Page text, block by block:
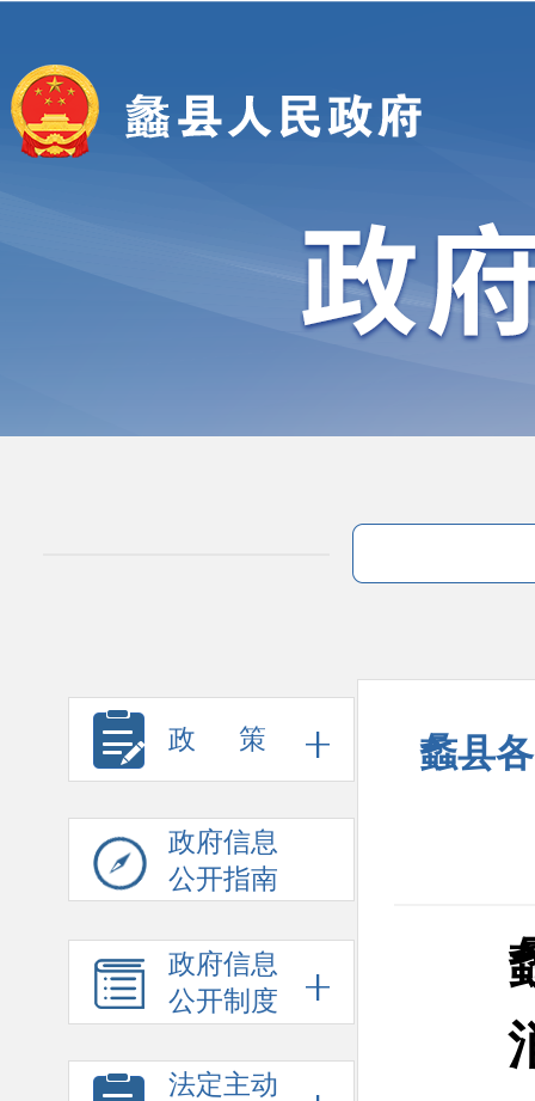
政 策
政府信息
公开指南
政府信息
公开制度
法定主动
蠡县